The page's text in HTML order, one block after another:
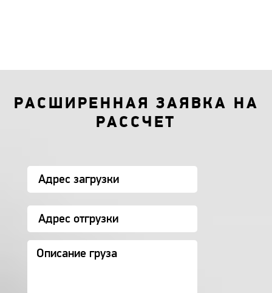
РАСШИРЕННАЯ ЗАЯВКА НА
РАССЧЕТ